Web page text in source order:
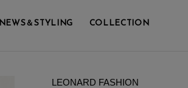
NEWS＆STYLING COLLECTION
LEONARD FASHION